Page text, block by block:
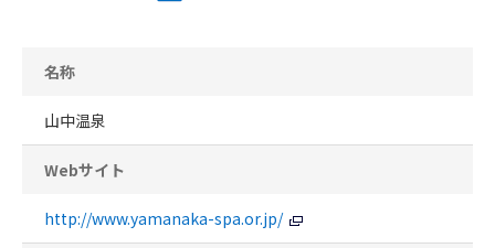
名称
山中温泉
Webサイト
http://www.yamanaka-spa.or.jp/